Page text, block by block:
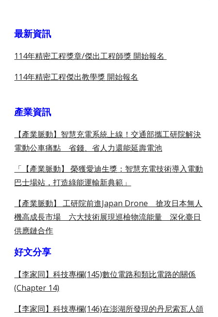
最新資訊
114年精密工程獎章/傑出工程師獎 開始報名
114年精密工程傑出教學獎 開始報名
產業資訊
【產業脈動】智慧充電系統上線！交通部攜工研院解決
電動公車痛點 省錢、省人力還能延壽電池
「【產業脈動】 榮獲愛迪生獎：智慧充電技術導入電動
巴士場站，打造綠能運輸新典範」
【產業脈動】 工研院前進Japan Drone 搶攻日本無人
機高成長市場 六大技術展現巡檢物流能量 深化臺日
供應鏈合作
好文分享
【李家同】科技專欄(145)數位電路和類比電路的關係
(Chapter 14)
【李家同】科技專欄(146)在澎湖所發現的丹尼索瓦人頜